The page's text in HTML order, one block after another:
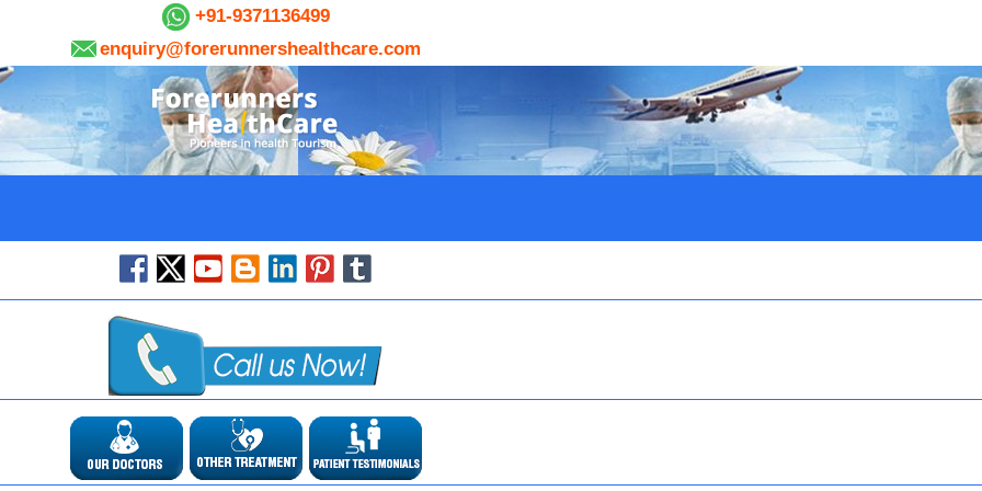
+91-9371136499
enquiry@forerunnershealthcare.com